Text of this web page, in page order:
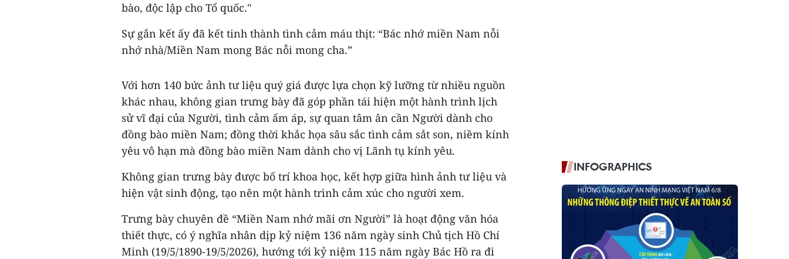
bào, độc lập cho Tổ quốc."
Sự gắn kết ấy đã kết tinh thành tình cảm máu thịt: “Bác nhớ miền Nam nỗi
nhớ nhà/Miền Nam mong Bác nỗi mong cha.”
Với hơn 140 bức ảnh tư liệu quý giá được lựa chọn kỹ lưỡng từ nhiều nguồn
khác nhau, không gian trưng bày đã góp phần tái hiện một hành trình lịch
sử vĩ đại của Người, tình cảm ấm áp, sự quan tâm ân cần Người dành cho
đồng bào miền Nam; đồng thời khắc họa sâu sắc tình cảm sắt son, niềm kính
yêu vô hạn mà đồng bào miền Nam dành cho vị Lãnh tụ kính yêu.
Không gian trưng bày được bố trí khoa học, kết hợp giữa hình ảnh tư liệu và
hiện vật sinh động, tạo nên một hành trình cảm xúc cho người xem.
Trưng bày chuyên đề “Miền Nam nhớ mãi ơn Người” là hoạt động văn hóa
thiết thực, có ý nghĩa nhân dịp kỷ niệm 136 năm ngày sinh Chủ tịch Hồ Chí
Minh (19/5/1890-19/5/2026), hướng tới kỷ niệm 115 năm ngày Bác Hồ ra đi
INFOGRAPHICS